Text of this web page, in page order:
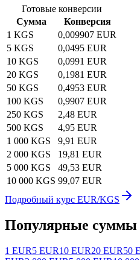
Готовые конверсии
Сумма
Конверсия
1 KGS
0,009907 EUR
5 KGS
0,0495 EUR
10 KGS
0,0991 EUR
20 KGS
0,1981 EUR
50 KGS
0,4953 EUR
100 KGS
0,9907 EUR
250 KGS
2,48 EUR
500 KGS
4,95 EUR
1 000 KGS
9,91 EUR
2 000 KGS
19,81 EUR
5 000 KGS
49,53 EUR
10 000 KGS 99,07 EUR
Подробный курс EUR/KGS
Популярные суммы
1 EUR5 EUR10 EUR20 EUR50